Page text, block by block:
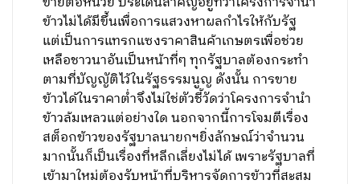
ข้าวไม่ได้มีขึ้นเพื่อการแสวงหาผลกำไรให้กับรัฐ
แต่เป็นการแทรกแซงราคาสินค้าเกษตรเพื่อช่วย
เหลือชาวนาอันเป็นหน้าที่ๆ ทุกรัฐบาลต้องกระทำ
ตามที่บัญญัติไว้ในรัฐธรรมนูญ ดังนั้น การขาย
ข้าวได้ในราคาต่ำจึงไม่ใช่ตัวชี้วัดว่าโครงการจำนำ
ข้าวล้มเหลวแต่อย่างใด นอกจากนี้การโจมตีเรื่อง
สต็อกข้าวของรัฐบาลนายกฯยิ่งลักษณ์ว่าจำนวน
มากนั้นก็เป็นเรื่องที่หลีกเลี่ยงไม่ได้ เพราะรัฐบาลที่
เข้ามาใหม่ต้องรับหน้าที่บริหารจัดการข้าวที่สะสม